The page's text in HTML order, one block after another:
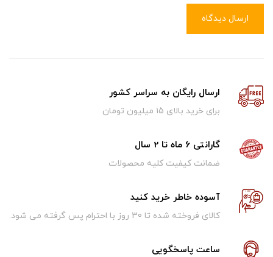
ارسال دیدگاه
ارسال رایگان به سراسر کشور
برای خرید بالای ۱5 میلیون تومان
گارانتی 6 ماه تا 2 سال
ضمانت کیفیت کلیه محصولات
آسوده خاطر خرید کنید
کالای فروخته شده تا 30 روز با احترام پس گرفته می شود.
ساعت پاسخگویی